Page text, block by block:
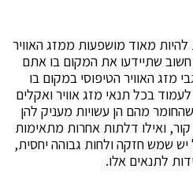
מאוד מושפעות ממזג האוויר
שתיידעו את המקום בו אתם
מזג האוויר הטיפוסי במקום בו
בכל תנאי מזג אוויר ואקלים
מהם הן עשויות מעניק להן
ואילו דלתות אחרות מתאימות
שמש חזקה ולחות גבוהה יחסית,
לתנאים אלו.